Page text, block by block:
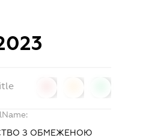
З ОБМЕЖЕНОЮ